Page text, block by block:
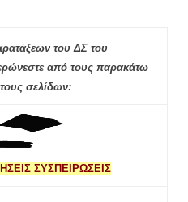
του ΔΣ του
από τους παρακάτω
σελίδων:
ΣΥΣΠΕΙΡΩΣΕΙΣ